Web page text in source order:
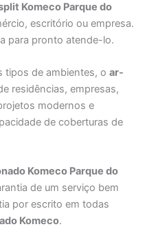
Komeco Parque do
escritório ou empresa.
para pronto atende-lo.
tipos de ambientes, oar-
residências, empresas,
modernos e
de coberturas de
Komeco Parque do
de um serviço bem
por escrito em todas
Komeco.